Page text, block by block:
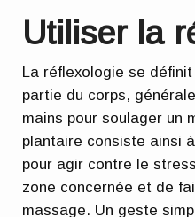
Utiliser la
La réflexologie se
partie du corps,
mains pour soulager un
plantaire consiste ainsi
pour agir contre le
zone concernée et de
massage. Un geste